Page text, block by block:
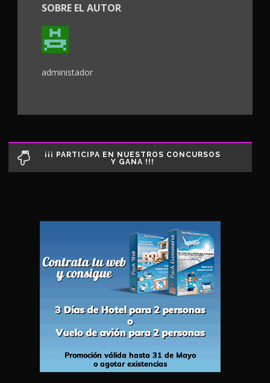
SOBRE EL AUTOR
administador
¡¡¡ PARTICIPA EN NUESTROS CONCURSOS
Y GANA !!!